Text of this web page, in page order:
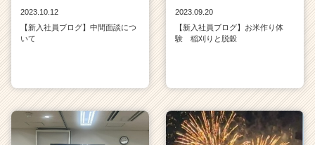
a
r）
2023.10.12
【新入社員ブログ】中間面談につ
いて
2023.09.20
【新入社員ブログ】お米作り体
験 稲刈りと脱穀